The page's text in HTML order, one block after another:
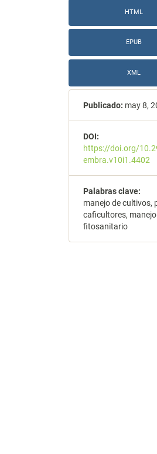
HTML
EPUB
XML
Publicado: may 8,
DOI:
https://doi.org/
embra.v10i1.4402
Palabras clave:
manejo de cultivos,
caficultores, manejo
fitosanitario